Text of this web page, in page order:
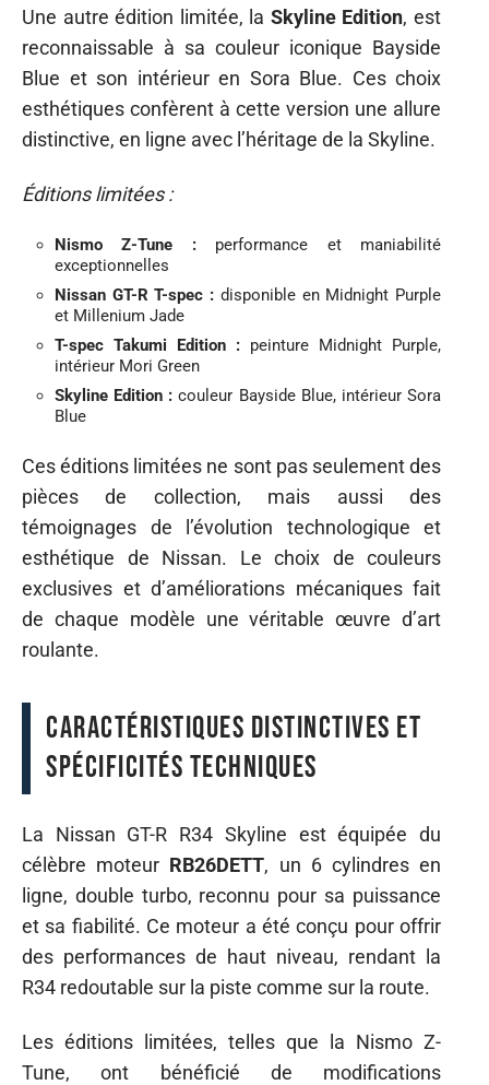
Une autre édition limitée, la Skyline Edition, est
reconnaissable à sa couleur iconique Bayside
Blue et son intérieur en Sora Blue. Ces choix
esthétiques confèrent à cette version une allure
distinctive, en ligne avec l’héritage de la Skyline.
Éditions limitées :
Nismo Z-Tune :performance et maniabilité
exceptionnelles
Nissan GT-R T-spec : disponible en Midnight Purple
et Millenium Jade
T-spec Takumi Edition : peinture Midnight Purple,
intérieur Mori Green
Skyline Edition : couleur Bayside Blue, intérieur Sora
Blue
Ces éditions limitées ne sont pas seulement des
pièces de collection, mais aussi des
témoignages de l’évolution technologique et
esthétique de Nissan. Le choix de couleurs
exclusives et d’améliorations mécaniques fait
de chaque modèle une véritable œuvre d’art
roulante.
Caractéristiques distinctives et
spécificités techniques
La Nissan GT-R R34 Skyline est équipée du
célèbre moteur RB26DETT, un 6 cylindres en
ligne, double turbo, reconnu pour sa puissance
et sa fiabilité. Ce moteur a été conçu pour offrir
des performances de haut niveau, rendant la
R34 redoutable sur la piste comme sur la route.
Les éditions limitées, telles que la Nismo Z-
Tune, ont bénéficié de modifications